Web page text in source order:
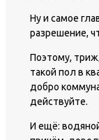
Ну и самое
разрешение,
Поэтому,
такой пол в
добро
действуйте.
И ещё: